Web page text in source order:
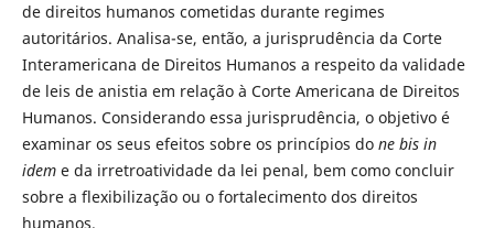
de direitos humanos cometidas durante regimes
autoritários. Analisa-se, então, a jurisprudência da Corte
Interamericana de Direitos Humanos a respeito da validade
de leis de anistia em relação à Corte Americana de Direitos
Humanos. Considerando essa jurisprudência, o objetivo é
examinar os seus efeitos sobre os princípios do ne bis in
ideme da irretroatividade da lei penal, bem como concluir
sobre a flexibilização ou o fortalecimento dos direitos
humanos.